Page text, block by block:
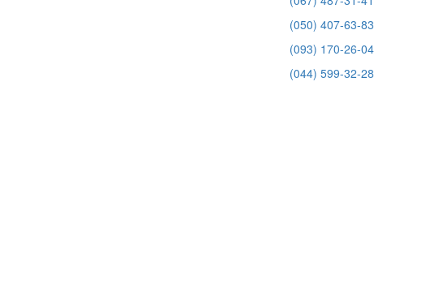
(050) 407-63-83
(093) 170-26-04
(044) 599-32-28